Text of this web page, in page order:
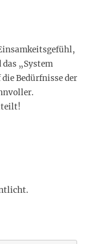
„System
Bedürfnisse der